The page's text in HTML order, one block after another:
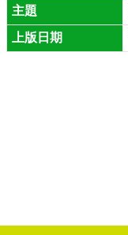
資
訊
相
相